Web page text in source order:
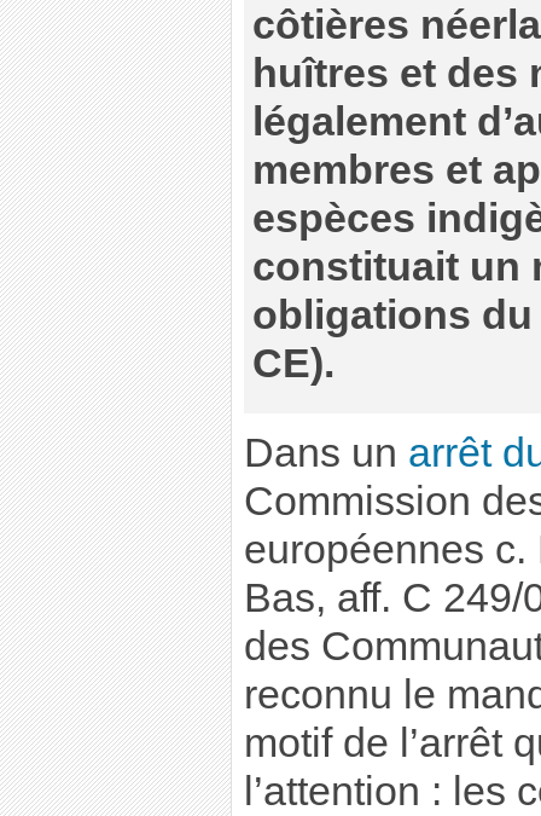
côtières
huîtres et des
légalement
membres et
espèces
constituait un
obligations du
CE).
Dans un arrêt
Commission
européennes
Bas, aff. C
des
reconnu le
motif de l’arrêt
l’attention : les